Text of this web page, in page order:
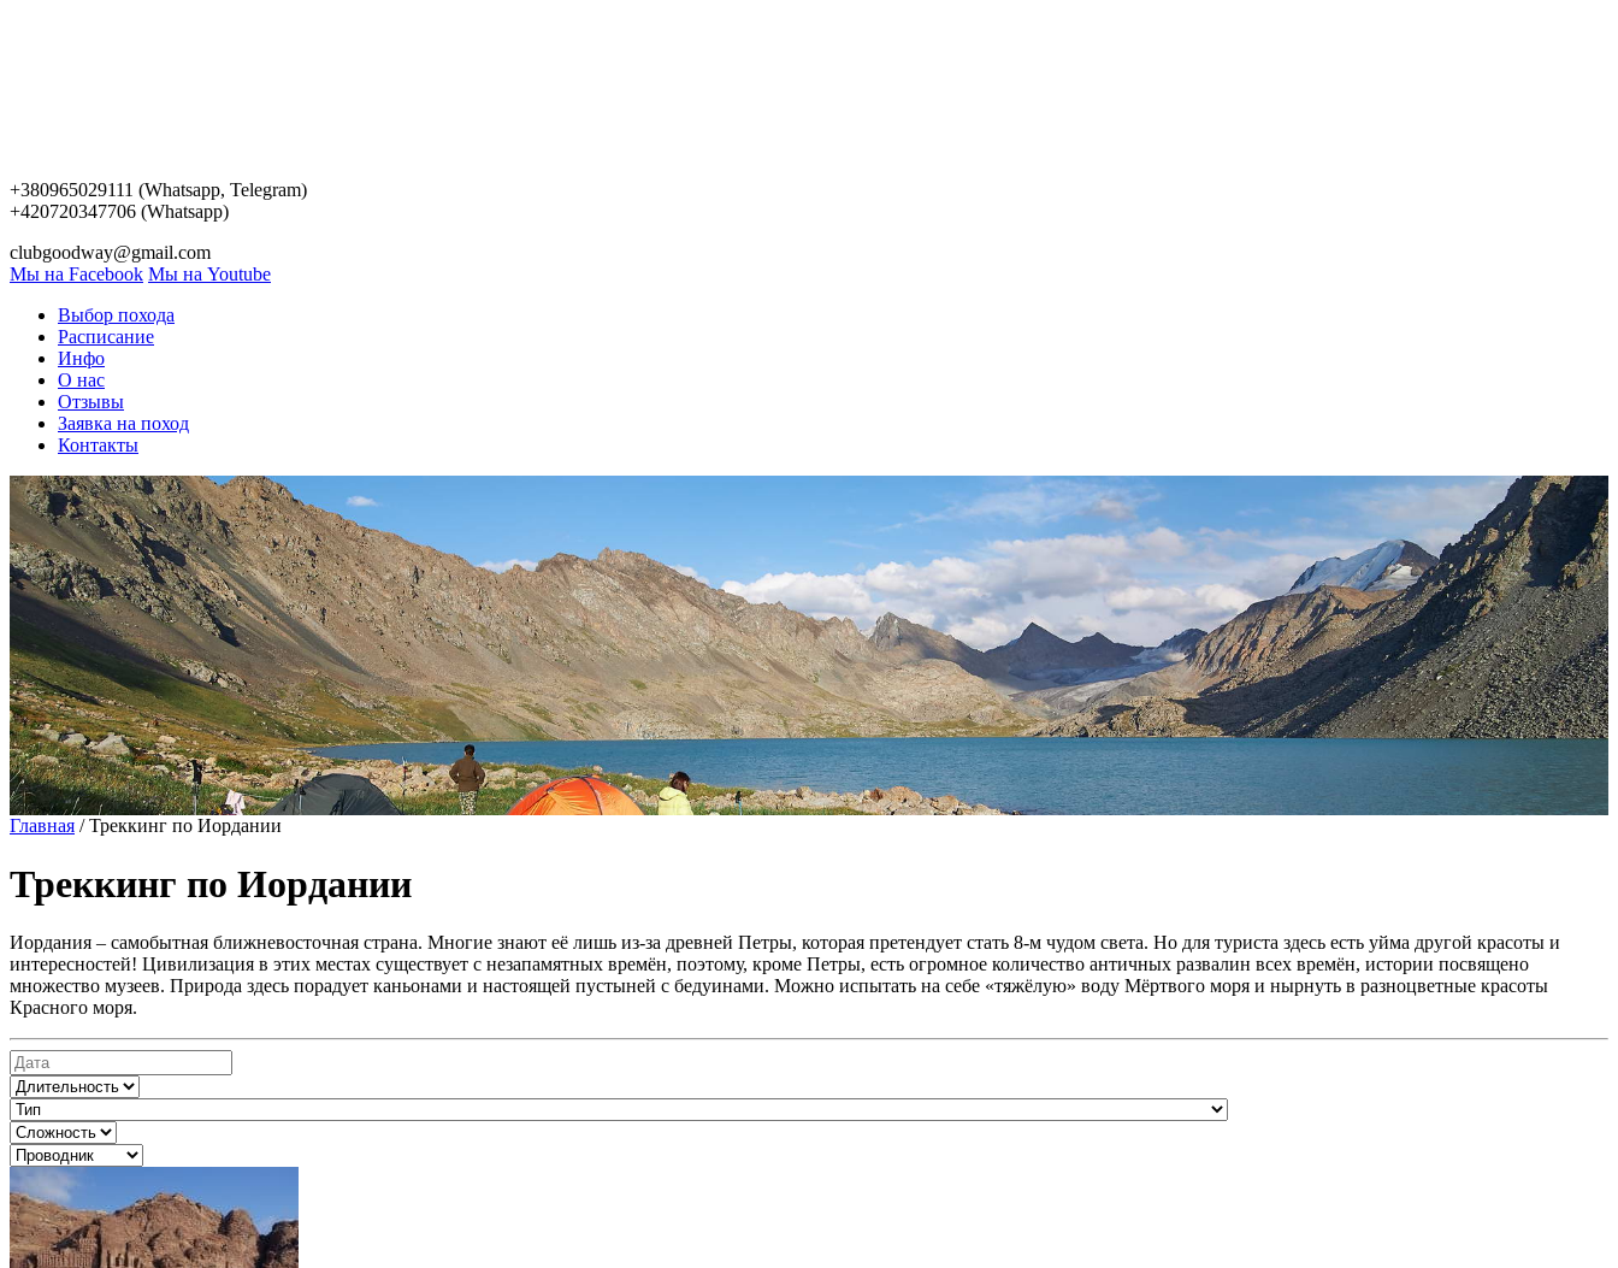
+380965029111 (Whatsapp, Telegram)
+420720347706 (Whatsapp)
clubgoodway@gmail.com
Мы на Facebook Мы на Youtube
Выбор похода
Расписание
Инфо
О нас
Отзывы
Заявка на поход
Контакты
Главная /Треккинг по Иордании
Треккинг по Иордании
Иордания – самобытная ближневосточная страна. Многие знают её лишь из-за древней Петры, которая претендует стать 8-м чудом света. Но для туриста здесь есть уйма другой красоты и
интересностей! Цивилизация в этих местах существует с незапамятных времён, поэтому, кроме Петры, есть огромное количество античных развалин всех времён, истории посвящено
множество музеев. Природа здесь порадует каньонами и настоящей пустыней с бедуинами. Можно испытать на себе «тяжёлую» воду Мёртвого моря и нырнуть в разноцветные красоты
Красного моря.